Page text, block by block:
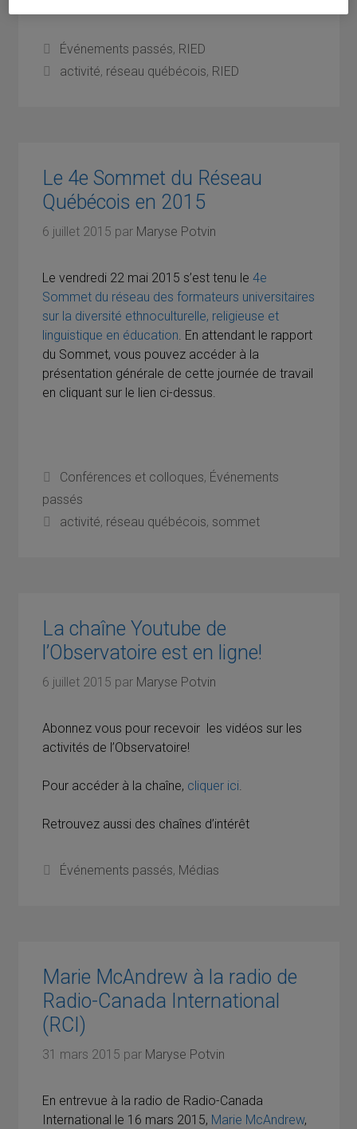
Catégories
Événements passés, RIED
Étiquettes
activité, réseau québécois, RIED
Le 4e Sommet du Réseau
Québécois en 2015
6 juillet 2015 par Maryse Potvin
Le vendredi 22 mai 2015 s’est tenu le 4e
Sommet du réseau des formateurs universitaires
sur la diversité ethnoculturelle, religieuse et
linguistique en éducation. En attendant le rapport
du Sommet, vous pouvez accéder à la
présentation générale de cette journée de travail
en cliquant sur le lien ci-dessus.
Catégories
Conférences et colloques, Événements
passés
Étiquettes
activité, réseau québécois, sommet
La chaîne Youtube de
l’Observatoire est en ligne!
6 juillet 2015 par Maryse Potvin
Abonnez vous pour recevoir les vidéos sur les
activités de l’Observatoire!
Pour accéder à la chaîne, cliquer ici.
Retrouvez aussi des chaînes d’intérêt
Catégories
Événements passés, Médias
Marie McAndrew à la radio de
Radio-Canada International
(RCI)
31 mars 2015 par Maryse Potvin
En entrevue à la radio de Radio-Canada
International le 16 mars 2015, Marie McAndrew,